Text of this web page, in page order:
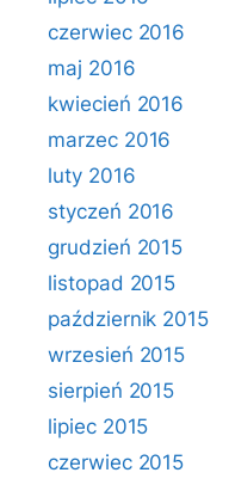
czerwiec 2016
maj 2016
kwiecień 2016
marzec 2016
luty 2016
styczeń 2016
grudzień 2015
listopad 2015
październik 2015
wrzesień 2015
sierpień 2015
lipiec 2015
czerwiec 2015